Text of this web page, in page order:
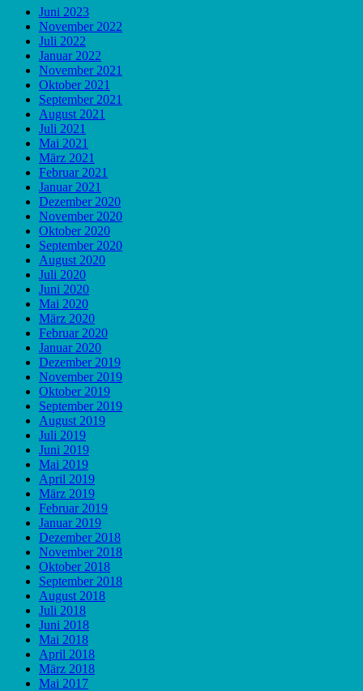
Juni 2023
November 2022
Juli 2022
Januar 2022
November 2021
Oktober 2021
September 2021
August 2021
Juli 2021
Mai 2021
März 2021
Februar 2021
Januar 2021
Dezember 2020
November 2020
Oktober 2020
September 2020
August 2020
Juli 2020
Juni 2020
Mai 2020
März 2020
Februar 2020
Januar 2020
Dezember 2019
November 2019
Oktober 2019
September 2019
August 2019
Juli 2019
Juni 2019
Mai 2019
April 2019
März 2019
Februar 2019
Januar 2019
Dezember 2018
November 2018
Oktober 2018
September 2018
August 2018
Juli 2018
Juni 2018
Mai 2018
April 2018
März 2018
Mai 2017